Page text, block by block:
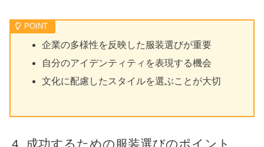
企業の多様性を反映した服装選びが重要
自分のアイデンティティを表現する機会
文化に配慮したスタイルを選ぶことが大切
成功するための服装選びのポイント